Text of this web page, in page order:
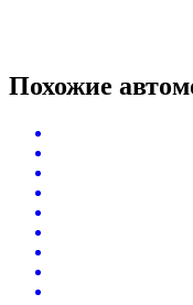
Похожие